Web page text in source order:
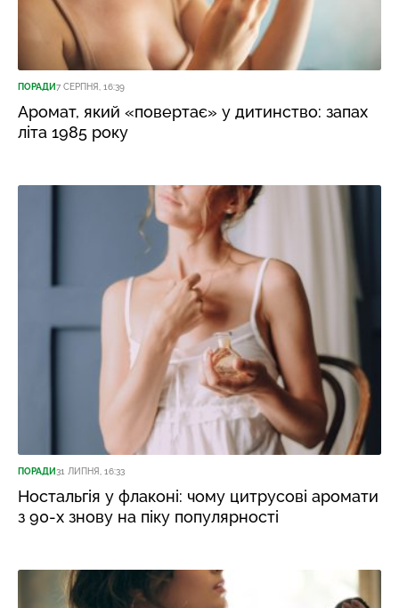
ПОРАДИ7 СЕРПНЯ, 16:39
Аромат, який «повертає» у дитинство: запах
літа 1985 року
ПОРАДИ31 ЛИПНЯ, 16:33
Ностальгія у флаконі: чому цитрусові аромати
з 90-х знову на піку популярності